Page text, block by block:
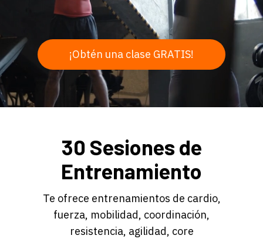
¡Obtén una clase GRATIS!
30 Sesiones de
Entrenamiento
Te ofrece entrenamientos de cardio,
fuerza, mobilidad, coordinación,
resistencia, agilidad, core